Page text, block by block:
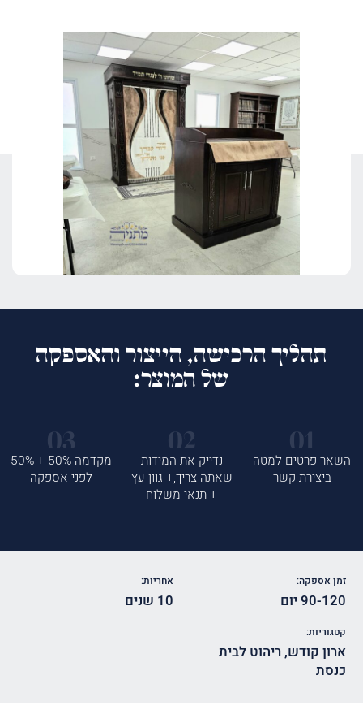
תהליך הרכישה, הייצור והאספקה
של המוצר:
השאר פרטים למטה
ביצירת קשר
נדייק את המידות
שאתה צריך,+ גוון עץ
+ תנאי משלוח
מקדמה 50% + 50%
לפני אספקה
זמן אספקה:
90-120 יום
אחריות:
10 שנים
קטגוריות:
ארון קודש, ריהוט לבית
כנסת